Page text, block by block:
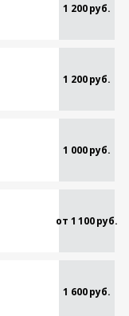
1 200 руб.
1 200 руб.
1 000 руб.
от 1 100 руб.
1 600 руб.